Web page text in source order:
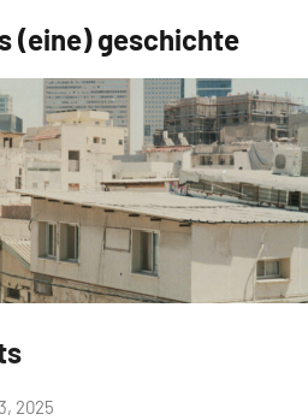
(eine) geschichte
2025